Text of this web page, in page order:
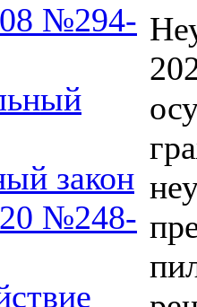
№294-
закон
№248-